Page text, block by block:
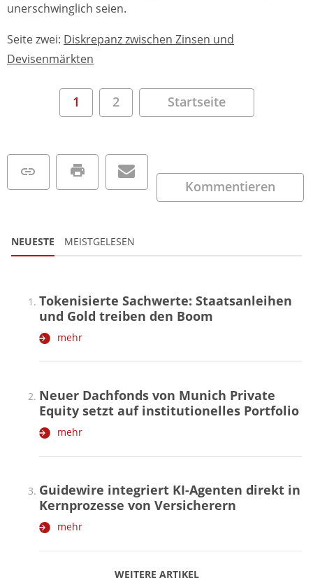
unerschwinglich seien.
Seite zwei: Diskrepanz zwischen Zinsen und
Devisenmärkten
1 2 Startseite
Kommentieren
NEUESTE MEISTGELESEN
WEITERE ARTIKEL
Tokenisierte Sachwerte: Staatsanleihen
und Gold treiben den Boom
mehr
Neuer Dachfonds von Munich Private
Equity setzt auf institutionelles Portfolio
mehr
Guidewire integriert KI-Agenten direkt in
Kernprozesse von Versicherern
mehr